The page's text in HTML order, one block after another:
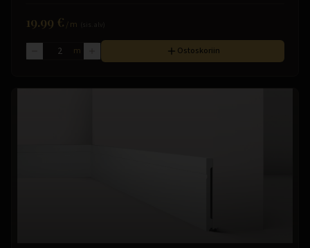
19.99 € /m
m Ostoskoriin